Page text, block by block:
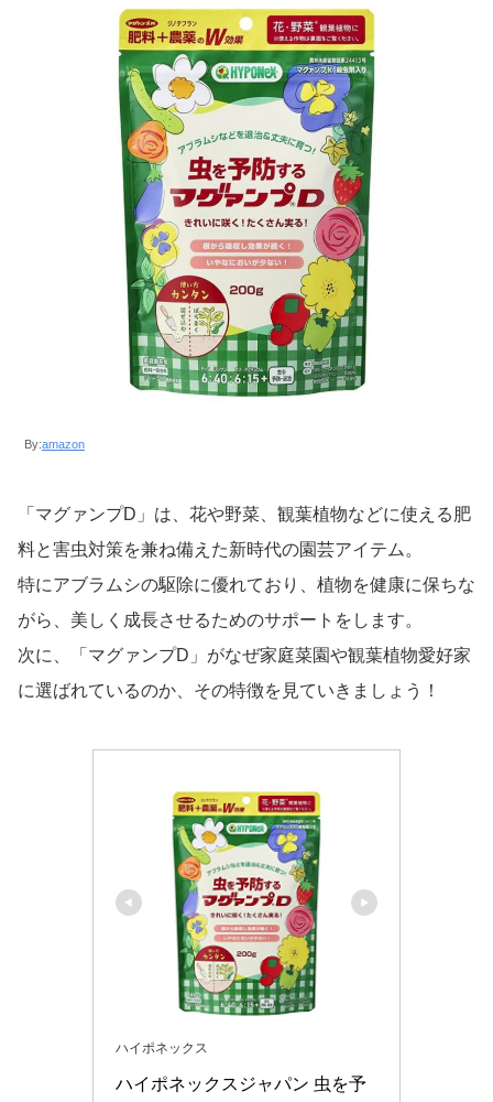
By:amazon
「マグァンプD」は、花や野菜、観葉植物などに使える肥
料と害虫対策を兼ね備えた新時代の園芸アイテム。
特にアブラムシの駆除に優れており、植物を健康に保ちな
がら、美しく成長させるためのサポートをします。
次に、「マグァンプD」がなぜ家庭菜園や観葉植物愛好家
に選ばれているのか、その特徴を見ていきましょう！
ハイポネックス
ハイポネックスジャパン 虫を予